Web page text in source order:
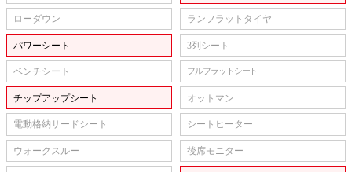
ローダウン ランフラットタイヤ
パワーシート 3列シート
ベンチシート フルフラットシート
チップアップシート オットマン
電動格納サードシート シートヒーター
ウォークスルー 後席モニター